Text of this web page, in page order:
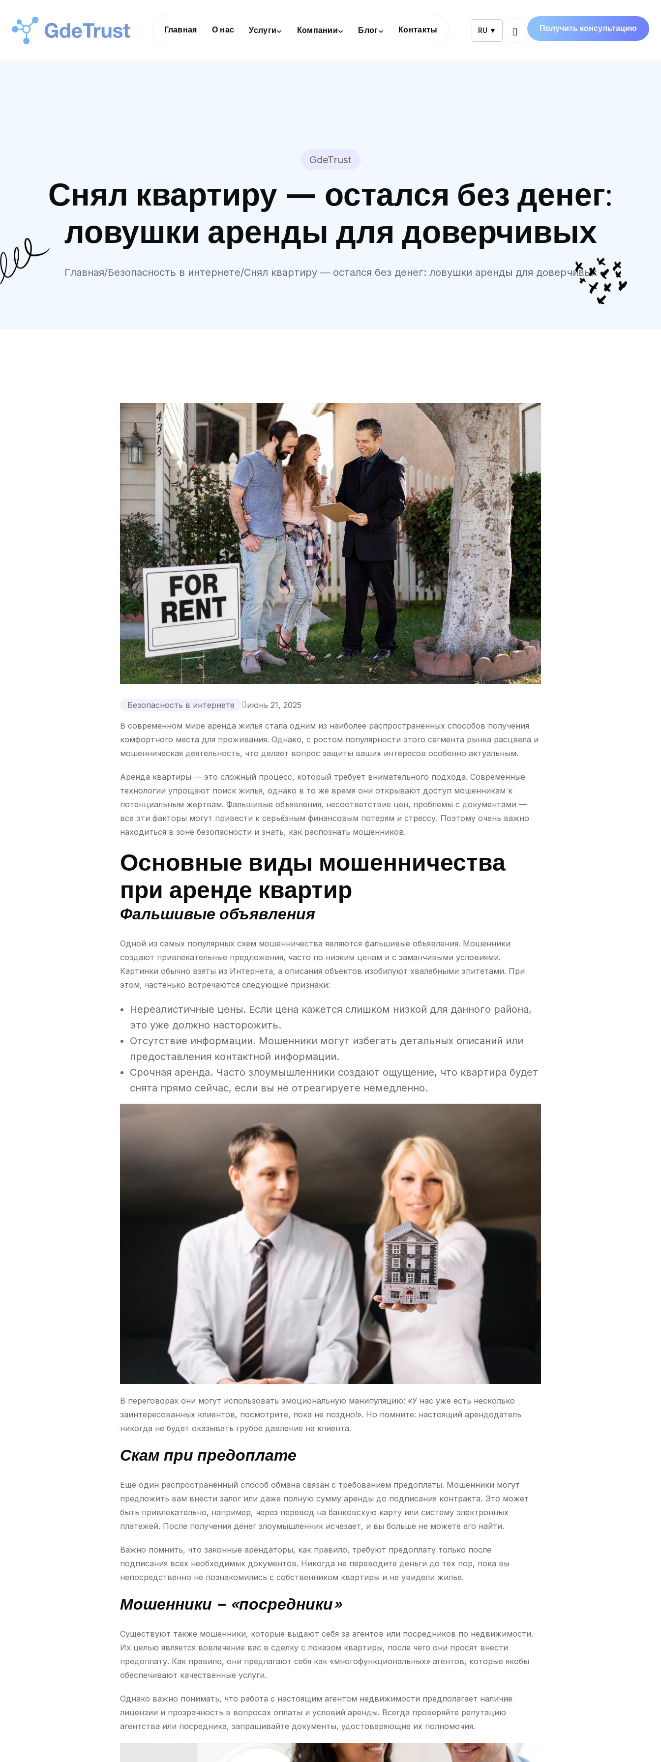
Главная О нас Услуги Компании Блог Контакты RU ▼ Получить консультацию
GdeTrust
Снял квартиру — остался без денег:
ловушки аренды для доверчивых
Главная/Безопасность в интернете/Снял квартиру — остался без денег: ловушки аренды для доверчивых
Безопасность в интернете июнь 21, 2025
В современном мире аренда жилья стала одним из наиболее распространенных способов получения
комфортного места для проживания. Однако, с ростом популярности этого сегмента рынка расцвела и
мошенническая деятельность, что делает вопрос защиты ваших интересов особенно актуальным.
Аренда квартиры — это сложный процесс, который требует внимательного подхода. Современные
технологии упрощают поиск жилья, однако в то же время они открывают доступ мошенникам к
потенциальным жертвам. Фальшивые объявления, несоответствие цен, проблемы с документами —
все эти факторы могут привести к серьёзным финансовым потерям и стрессу. Поэтому очень важно
находиться в зоне безопасности и знать, как распознать мошенников.
Основные виды мошенничества
при аренде квартир
Фальшивые объявления
Одной из самых популярных схем мошенничества являются фальшивые объявления. Мошенники
создают привлекательные предложения, часто по низким ценам и с заманчивыми условиями.
Картинки обычно взяты из Интернета, а описания объектов изобилуют хвалебными эпитетами. При
этом, частенько встречаются следующие признаки:
Нереалистичные цены. Если цена кажется слишком низкой для данного района,
это уже должно насторожить.
Отсутствие информации. Мошенники могут избегать детальных описаний или
предоставления контактной информации.
Срочная аренда. Часто злоумышленники создают ощущение, что квартира будет
снята прямо сейчас, если вы не отреагируете немедленно.
В переговорах они могут использовать эмоциональную манипуляцию: «У нас уже есть несколько
заинтересованных клиентов, посмотрите, пока не поздно!». Но помните: настоящий арендодатель
никогда не будет оказывать грубое давление на клиента.
Скам при предоплате
Ещё один распространённый способ обмана связан с требованием предоплаты. Мошенники могут
предложить вам внести залог или даже полную сумму аренды до подписания контракта. Это может
быть привлекательно, например, через перевод на банковскую карту или систему электронных
платежей. После получения денег злоумышленник исчезает, и вы больше не можете его найти.
Важно помнить, что законные арендаторы, как правило, требуют предоплату только после
подписания всех необходимых документов. Никогда не переводите деньги до тех пор, пока вы
непосредственно не познакомились с собственником квартиры и не увидели жилье.
Мошенники – «посредники»
Существуют также мошенники, которые выдают себя за агентов или посредников по недвижимости.
Их целью является вовлечение вас в сделку с показом квартиры, после чего они просят внести
предоплату. Как правило, они предлагают себя как «многофункциональных» агентов, которые якобы
обеспечивают качественные услуги.
Однако важно понимать, что работа с настоящим агентом недвижимости предполагает наличие
лицензии и прозрачность в вопросах оплаты и условий аренды. Всегда проверяйте репутацию
агентства или посредника, запрашивайте документы, удостоверяющие их полномочия.